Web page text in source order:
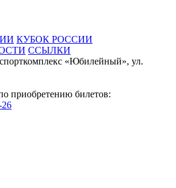
КУБОК РОССИИ
ССЫЛКИ
«Юбилейный», ул.
приобретению билетов:
26